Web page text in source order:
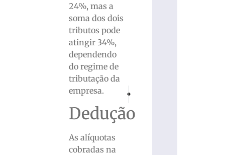
24%, mas a
soma dos dois
tributos pode
atingir 34%,
dependendo
do regime de
tributação da
empresa.
Dedução
As alíquotas
cobradas na